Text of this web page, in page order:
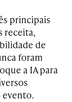
principais
receita,
de
foram
a IA para
evento.